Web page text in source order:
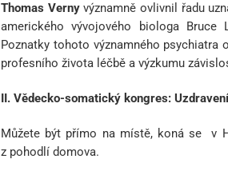
Thomas Vernyvýznamně ovlivnil řadu
amerického vývojového biologa
Poznatky tohoto významného psychiatra
profesního života léčbě a výzkumu
II. Vědecko-somatický kongres:
Můžete být přímo na místě, koná se v
z pohodlí domova.